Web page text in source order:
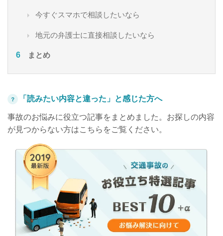
今すぐスマホで相談したいなら
地元の弁護士に直接相談したいなら
まとめ
？ 「読みたい内容と違った」と感じた方へ
事故のお悩みに役立つ記事をまとめました。お探しの内容
が見つからない方はこちらをご覧ください。